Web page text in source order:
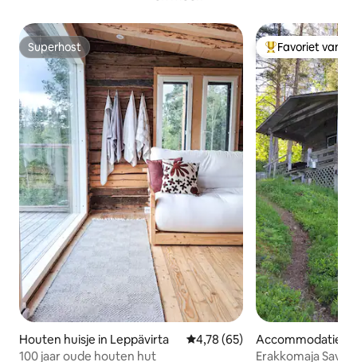
Superhost
Superhost
Houten huisje in Leppävirta Gemiddelde beoordeling van
4,78 (65)
100 jaar oude houten hut
Topfavoriet van
Favoriet van
Accommodatie in
Erakkomaja